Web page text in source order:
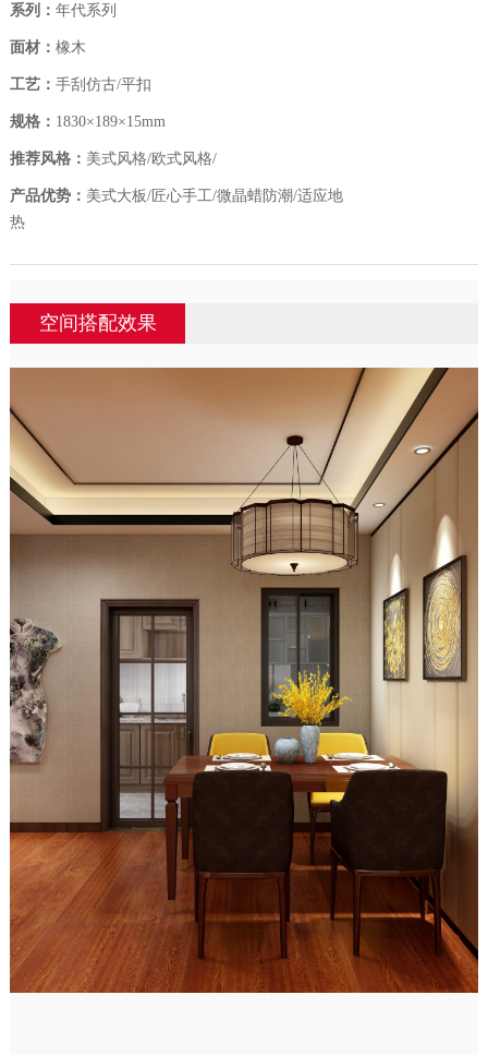
系列： 年代系列
面材： 橡木
工艺： 手刮仿古/平扣
规格： 1830×189×15mm
推荐风格： 美式风格/欧式风格/
产品优势： 美式大板/匠心手工/微晶蜡防潮/适应地
热
空间搭配效果